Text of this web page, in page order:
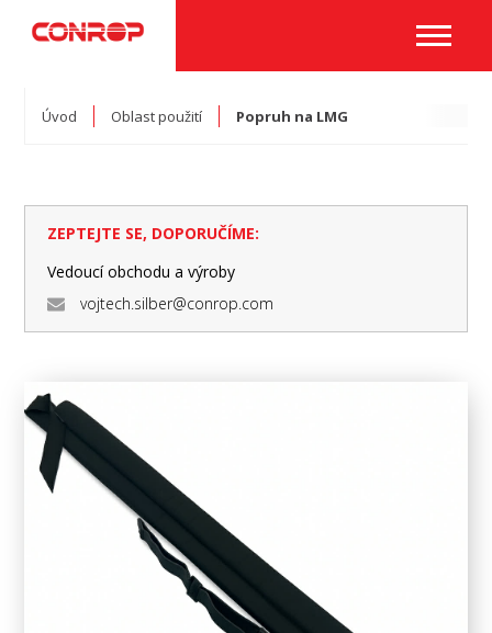
Úvod Oblast použití Popruh na LMG
ZEPTEJTE SE, DOPORUČÍME:
Vedoucí obchodu a výroby
vojtech.silber@conrop.com